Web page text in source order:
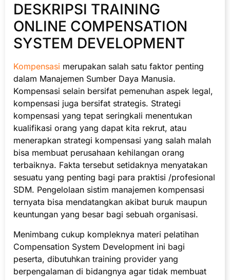
DESKRIPSI TRAINING
ONLINE COMPENSATION
SYSTEM DEVELOPMENT
Kompensasi merupakan salah satu faktor penting
dalam Manajemen Sumber Daya Manusia.
Kompensasi selain bersifat pemenuhan aspek legal,
kompensasi juga bersifat strategis. Strategi
kompensasi yang tepat seringkali menentukan
kualifikasi orang yang dapat kita rekrut, atau
menerapkan strategi kompensasi yang salah malah
bisa membuat perusahaan kehilangan orang
terbaiknya. Fakta tersebut setidaknya menyatakan
sesuatu yang penting bagi para praktisi /profesional
SDM. Pengelolaan sistim manajemen kompensasi
ternyata bisa mendatangkan akibat buruk maupun
keuntungan yang besar bagi sebuah organisasi.
Menimbang cukup kompleknya materi pelatihan
Compensation System Development ini bagi
peserta, dibutuhkan training provider yang
berpengalaman di bidangnya agar tidak membuat